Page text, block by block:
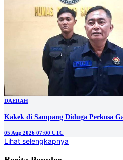
DAERAH
Kakek di Sampang Diduga Perkosa
05 Aug 2026 07:00 UTC
Lihat selengkapnya